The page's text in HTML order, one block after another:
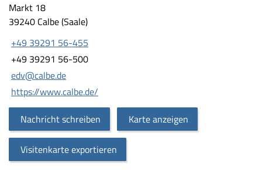
Markt 18
39240 Calbe (Saale)
+49 39291 56-455
+49 39291 56-500
edv@calbe.de
https://www.calbe.de/
Nachricht schreiben
Karte anzeigen
Visitenkarte exportieren